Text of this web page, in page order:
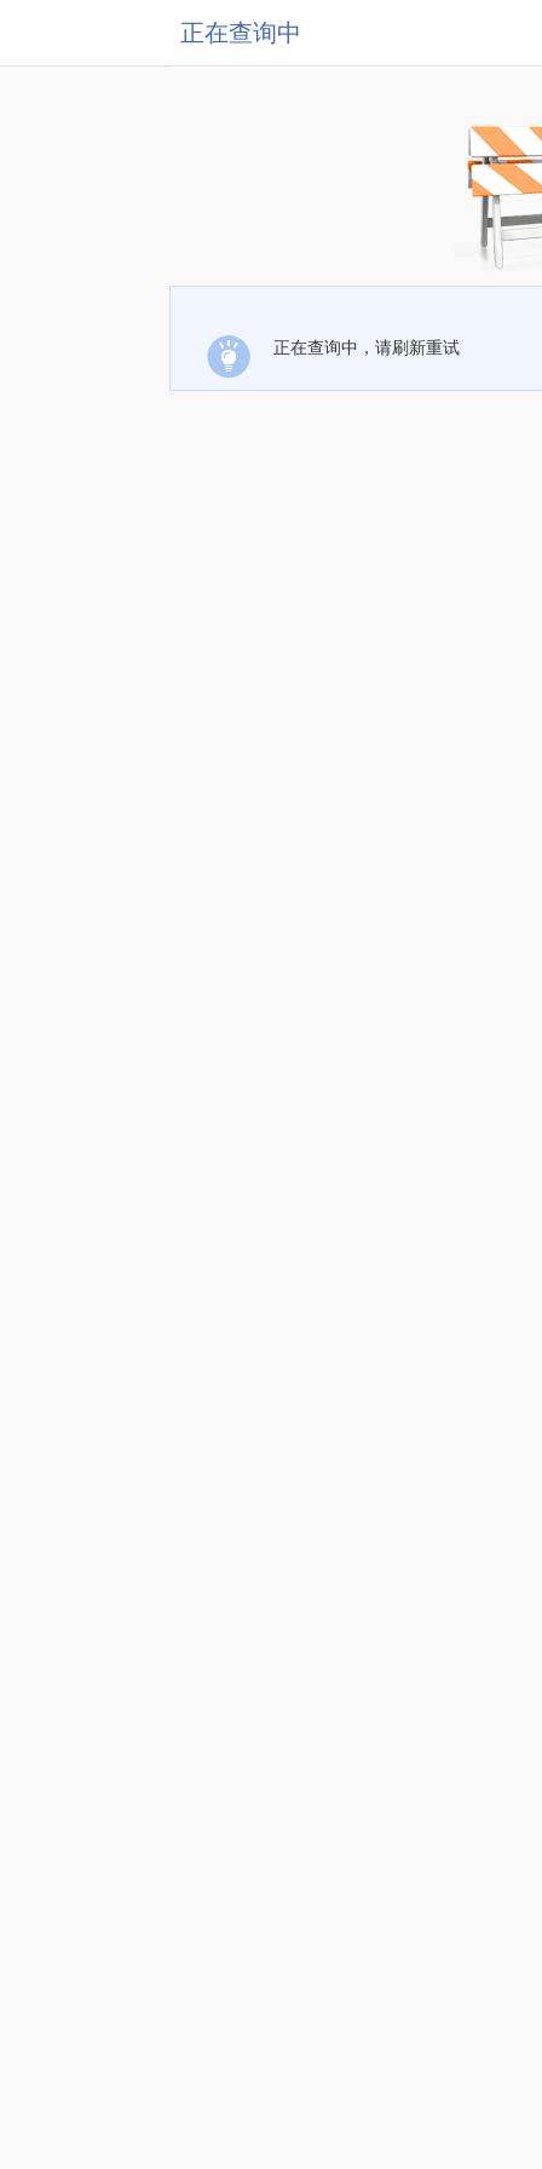
正在查询中
正在查询中，请刷新重试